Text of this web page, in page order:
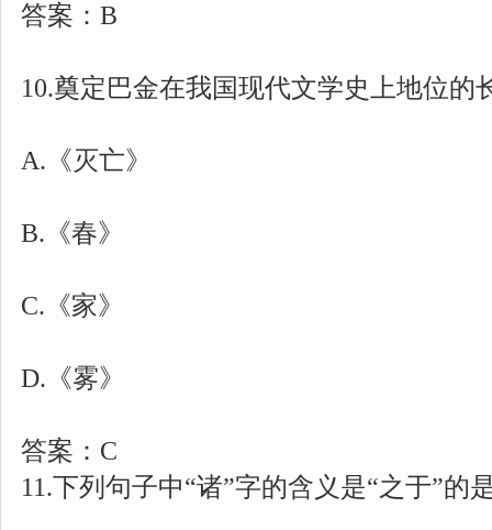
答案：B
10.奠定巴金在我国现代文学史上地位的
A.《灭亡》
B.《春》
C.《家》
D.《雾》
答案：C
11.下列句子中“诸”字的含义是“之于”的